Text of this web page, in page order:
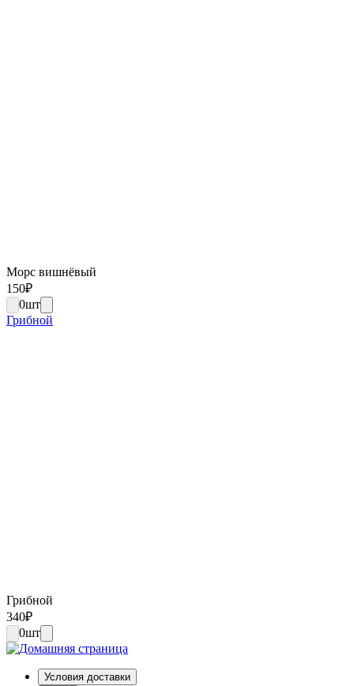
Морс вишнёвый
150₽
0шт
Грибной
Грибной
340₽
0шт
Условия доставки